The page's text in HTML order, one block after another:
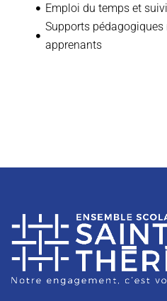
Emploi du temps et
Supports
apprenants